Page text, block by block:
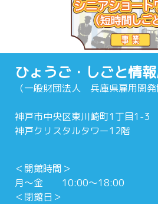
ひょうご・しごと情
（一般財団法人 兵庫県雇用開発
神戸市中央区東川崎町1丁目1-3
神戸クリスタルタワー12階
＜開館時間＞
月～金 10:00～18:00
＜閉館日＞